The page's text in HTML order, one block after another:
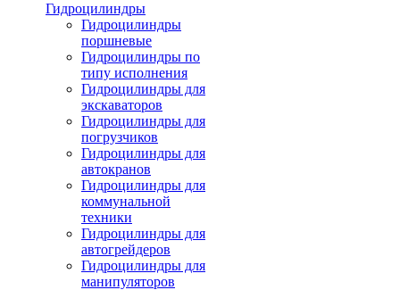
Гидроцилиндры
Гидроцилиндры
поршневые
Гидроцилиндры по
типу исполнения
Гидроцилиндры для
экскаваторов
Гидроцилиндры для
погрузчиков
Гидроцилиндры для
автокранов
Гидроцилиндры для
коммунальной
техники
Гидроцилиндры для
автогрейдеров
Гидроцилиндры для
манипуляторов